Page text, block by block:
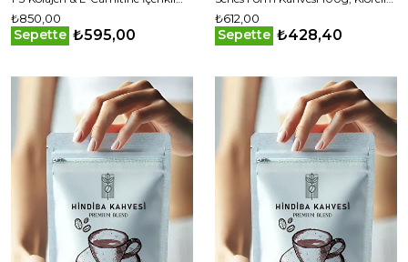
Hindiba Kahvesi 300g | 30 Günlük
₺850,00
Sepette ₺595,00
Acerola, Spirulina İçerikli Özel
Formül
₺612,00
Sepette ₺428,40